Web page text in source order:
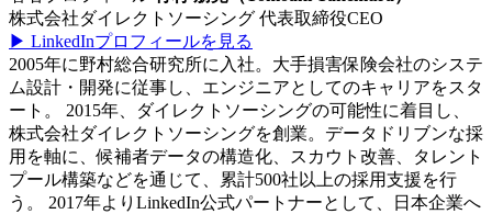
株式会社ダイレクトソーシング 代表取締役CEO
▶︎ LinkedInプロフィールを見る
2005年に野村総合研究所に入社。大手損害保険会社のシステ
ム設計・開発に従事し、エンジニアとしてのキャリアをスタ
ート。 2015年、ダイレクトソーシングの可能性に着目し、
株式会社ダイレクトソーシングを創業。データドリブンな採
用を軸に、候補者データの構造化、スカウト改善、タレント
プール構築などを通じて、累計500社以上の採用支援を行
う。 2017年よりLinkedIn公式パートナーとして、日本企業へ